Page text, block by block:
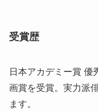
受賞歴
日本アカデミー賞 優
画賞を受賞。実力派
ます。